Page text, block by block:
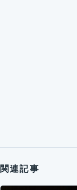
関連記事